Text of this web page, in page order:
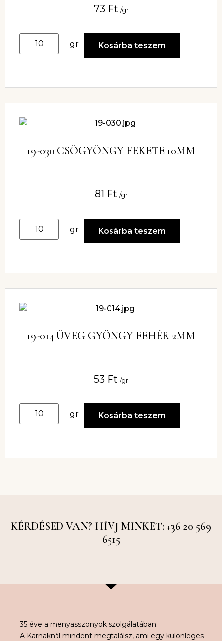
73 Ft /gr
gr Kosárba teszem
19-030 CSÖGYÖNGY FEKETE 10MM
81 Ft /gr
gr Kosárba teszem
19-014 ÜVEG GYÖNGY FEHÉR 2MM
53 Ft /gr
gr Kosárba teszem
KÉRDÉSED VAN? HÍVJ MINKET: +36 20 569
6515
35 éve a menyasszonyok szolgálatában.
A Karnaknál mindent megtalálsz, ami egy különleges